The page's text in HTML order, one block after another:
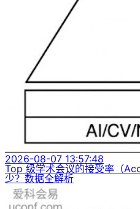
2026-08-07 13:57:48
Top 级学术会议的接受率（
少？数据全解析